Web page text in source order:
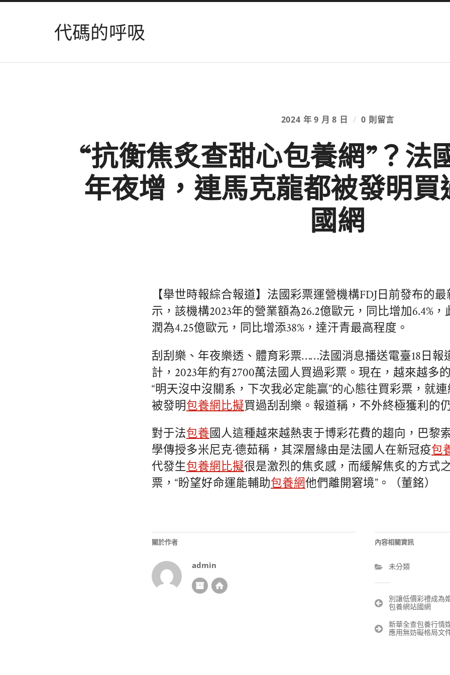
代碼的呼吸
2024 年 9 月 8 日 / 0 則留言
“抗衡焦炙查甜心包養網”？法
年夜增，連馬克龍都被發明
國網
【舉世時報綜合報道】法國彩票運營機構FDJ日前發布的
示，該機構2023年的營業額為26.2億歐元，同比增加6.4%
潤為4.25億歐元，同比增添38%，達汗青最高程度。
刮刮樂、年夜樂透、體育彩票……法國消息播送電臺18日報
計，2023年約有2700萬法國人買過彩票。現在，越來越多
“明天沒中沒關系，下次我必定能贏”的心態往買彩票，就
被發明包養網比擬買過刮刮樂。報道稱，不外終極獲利的
對于法包養國人這種越來越熱衷于博彩花費的趨向，巴黎
學傳授多米尼克·德茹稱，其深層緣由是法國人在新冠疫包
代發生包養網比擬很是激烈的焦炙感，而緩解焦炙的方式
票，“盼望好命運能輔助包養網他們離開窘境”。（董銘）
關於作者
admin
內容相關資訊
未分類
文
章
導
覽
別讓低價彩禮成為
包養網站國網
新華全查包養行情
應用無妨礙格局文